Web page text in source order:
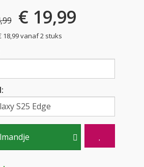
€ 19,99
18,99 vanaf 2 stuks